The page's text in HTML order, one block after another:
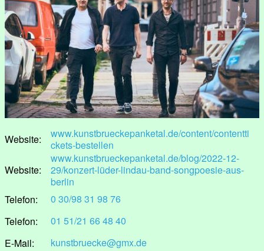
Website:
www.kunstbrueckepanketal.de/content/contentti
ckets-bestellen
Website:
www.kunstbrueckepanketal.de/blog/2022-12-
29/konzert-lüder-lindau-band-songpoesie-aus-
berlin
Telefon:
0 30/98 31 98 76
Telefon:
01 51/21 66 48 40
E-Mail:
kunstbruecke@gmx.de